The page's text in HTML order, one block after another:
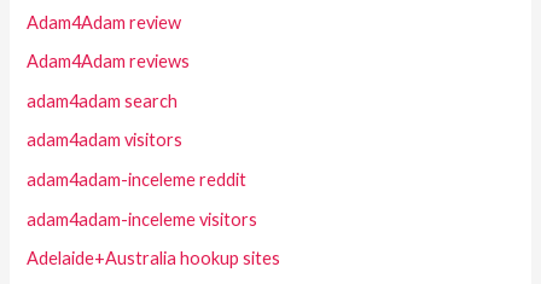
Adam4Adam review
Adam4Adam reviews
adam4adam search
adam4adam visitors
adam4adam-inceleme reddit
adam4adam-inceleme visitors
Adelaide+Australia hookup sites